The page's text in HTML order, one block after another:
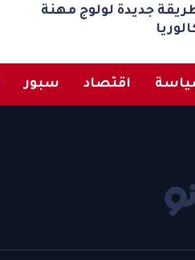
جديدة لولوج مهنة
اقتصاد سبور